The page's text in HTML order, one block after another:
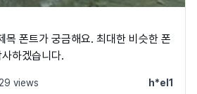
목 폰트가 궁금해요. 최대한 비슷한 폰
하겠습니다.
views h*el1